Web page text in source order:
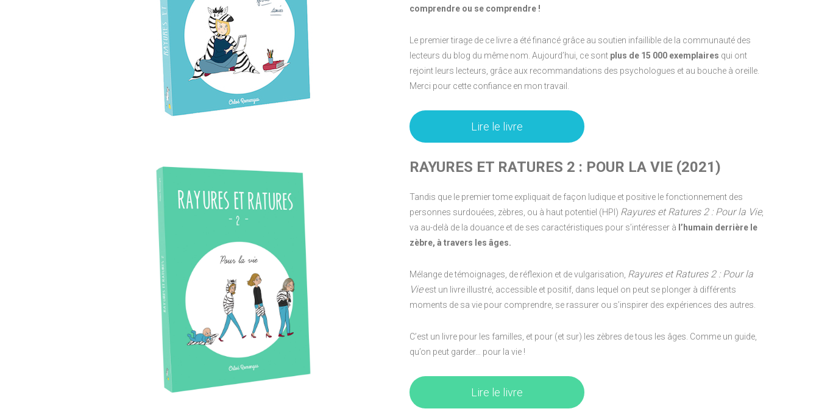
comprendre ou se comprendre !
Le premier tirage de ce livre a été financé grâce au soutien infaillible de la communauté des
lecteurs du blog du même nom. Aujourd’hui, ce sont plus de 15 000 exemplaires qui ont
rejoint leurs lecteurs, grâce aux recommandations des psychologues et au bouche à oreille.
Merci pour cette confiance en mon travail.
Lire le livre
RAYURES ET RATURES 2 : POUR LA VIE (2021)
Tandis que le premier tome expliquait de façon ludique et positive le fonctionnement des
personnes surdouées, zèbres, ou à haut potentiel (HPI) Rayures et Ratures 2 : Pour la Vie,
va au-delà de la douance et de ses caractéristiques pour s’intéresser à l’humain derrière le
zèbre, à travers les âges.
Mélange de témoignages, de réflexion et de vulgarisation, Rayures et Ratures 2 : Pour la
Vieest un livre illustré, accessible et positif, dans lequel on peut se plonger à différents
moments de sa vie pour comprendre, se rassurer ou s’inspirer des expériences des autres.
C’est un livre pour les familles, et pour (et sur) les zèbres de tous les âges. Comme un guide,
qu’on peut garder… pour la vie !
Lire le livre